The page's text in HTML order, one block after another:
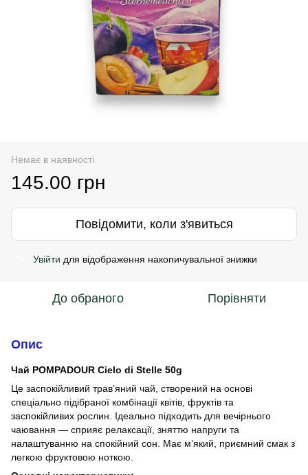
Немає в наявності
145.00 грн
Повідомити, коли з'явиться
Увійти для відображення накопичувальної знижки
До обраного Порівняти
Опис
Чай POMPADOUR Cielo di Stelle 50g
Це заспокійливий трав’яний чай, створений на основі
спеціально підібраної комбінації квітів, фруктів та
заспокійливих рослин. Ідеально підходить для вечірнього
чаювання — сприяє релаксації, зняттю напруги та
налаштуванню на спокійний сон. Має м’який, приємний смак з
легкою фруктовою ноткою.